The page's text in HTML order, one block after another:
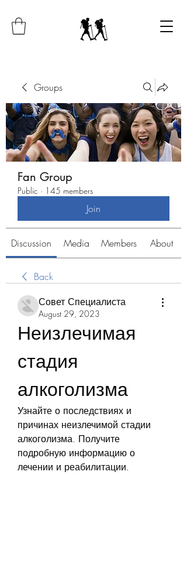
Groups
Fan Group
Public · 145 members
Join
Discussion Media Members About
Back
Совет Специалиста
August 29, 2023
Неизлечимая
стадия
алкоголизма
Узнайте о последствиях и
причинах неизлечимой стадии
алкоголизма. Получите
подробную информацию о
лечении и реабилитации.